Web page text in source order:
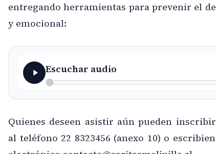
entregando herramientas para prevenir el
y emocional:
Escuchar audio
Quienes deseen asistir aún pueden
al teléfono 22 8323456 (anexo 10) o